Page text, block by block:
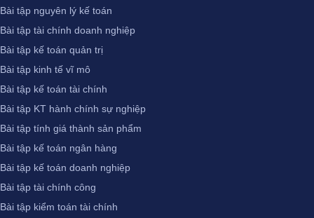
Bài tập nguyên lý kế toán
Bài tập tài chính doanh nghiệp
Bài tập kế toán quản trị
Bài tập kinh tế vĩ mô
Bài tập kế toán tài chính
Bài tập KT hành chính sự nghiệp
Bài tập tính giá thành sản phẩm
Bài tập kế toán ngân hàng
Bài tập kế toán doanh nghiệp
Bài tập tài chính công
Bài tập kiểm toán tài chính